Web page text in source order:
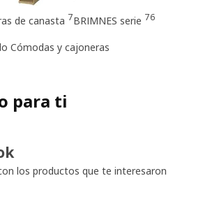
de canasta 7BRIMNES serie 76
Cómodas y cajoneras
para ti
los productos que te interesaron